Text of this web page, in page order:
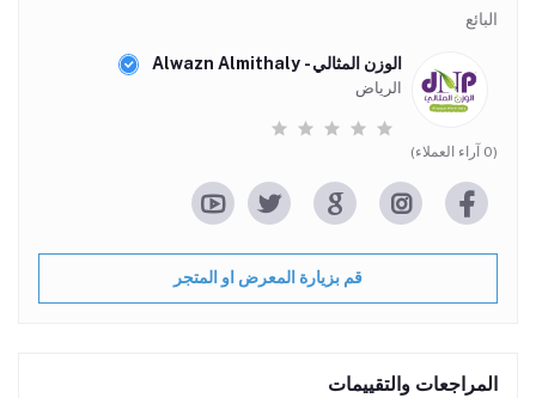
البائع
الوزن المثالي - Alwazn Almithaly
الرياض
(0 آراء العملاء)
قم بزيارة المعرض او المتجر
المراجعات والتقييمات